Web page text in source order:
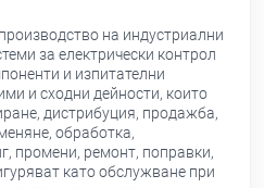
на индустриални
за електрически контрол
и изпитателни
и сходни дейности, които
дистрибуция, продажба,
обработка,
промени, ремонт, поправки,
като обслужване при